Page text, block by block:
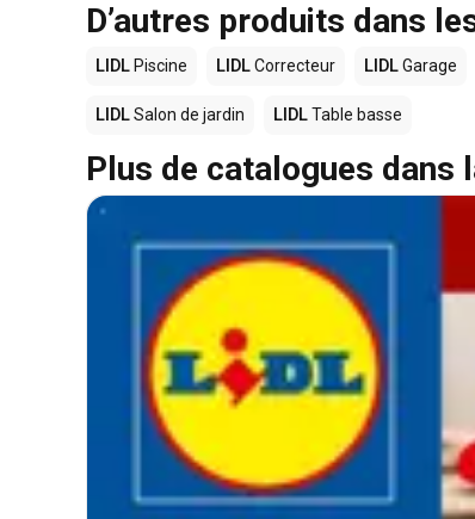
D’autres produits dans
LIDL Piscine LIDLCorrecteur LIDLGarage
LIDLSalon de jardin LIDLTable basse
Plus de catalogues dans